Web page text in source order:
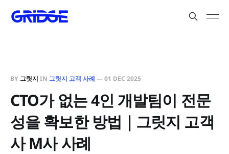
BY 그릿지 IN 그릿지 고객 사례 —01 DEC 2025
CTO가 없는 4인 개발팀이 전문
성을 확보한 방법｜그릿지 고객
사 M사 사례